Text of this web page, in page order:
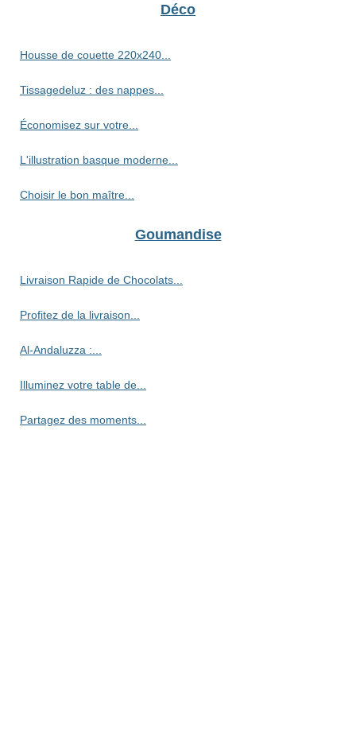
Déco
Housse de couette 220x240...
Tissagedeluz : des nappes...
Économisez sur votre...
L'illustration basque moderne...
Choisir le bon maître...
Goumandise
Livraison Rapide de Chocolats...
Profitez de la livraison...
Al-Andaluzza :...
Illuminez votre table de...
Partagez des moments...